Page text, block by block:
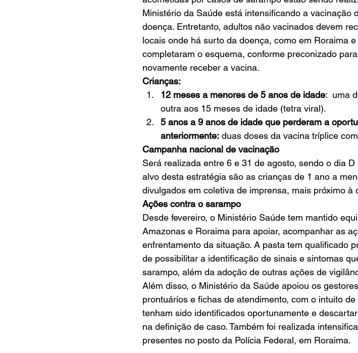
Ministério da Saúde está intensificando a vacinação
doença. Entretanto, adultos não vacinados devem
locais onde há surto da doença, como em Roraima
completaram o esquema, conforme preconizado
novamente receber a vacina.
Crianças:
12 meses a menores de 5 anos de idade:  uma
outra aos 15 meses de idade (tetra viral).
5 anos a 9 anos de idade que perderam a
anteriormente: duas doses da vacina tríplice
Campanha nacional de vacinação
Será realizada entre 6 e 31 de agosto, sendo o dia
alvo desta estratégia são as crianças de 1 ano a
divulgados em coletiva de imprensa, mais próximo à
Ações contra o sarampo
Desde fevereiro, o Ministério Saúde tem mantido
Amazonas e Roraima para apoiar, acompanhar as
enfrentamento da situação. A pasta tem qualificado
de possibilitar a identificação de sinais e sintomas
sarampo, além da adoção de outras ações de
Além disso, o Ministério da Saúde apoiou os
prontuários e fichas de atendimento, com o intuito
tenham sido identificados oportunamente e
na definição de caso. Também foi realizada
presentes no posto da Polícia Federal, em Roraima.